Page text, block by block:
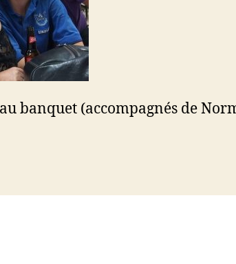
banquet (accompagnés de